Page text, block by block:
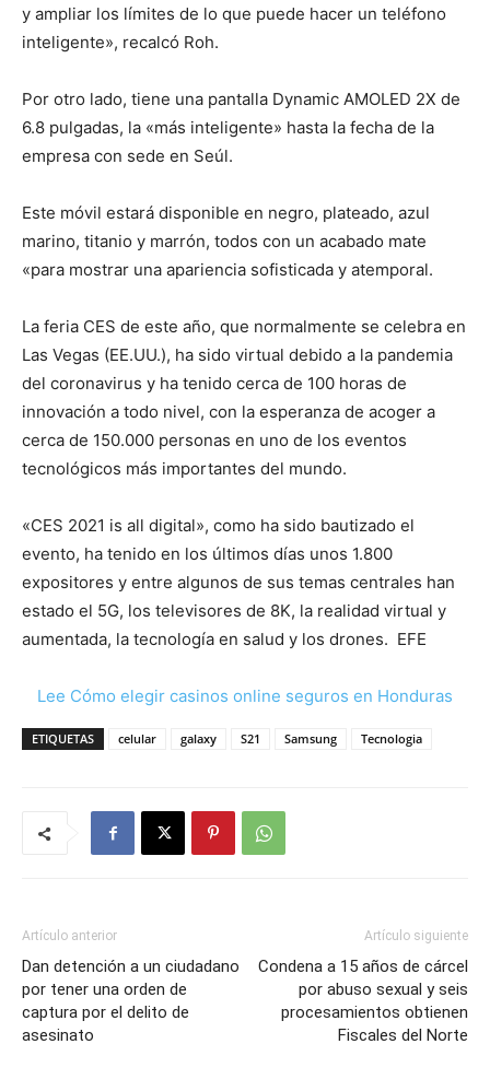
y ampliar los límites de lo que puede hacer un teléfono
inteligente», recalcó Roh.
Por otro lado, tiene una pantalla Dynamic AMOLED 2X de
6.8 pulgadas, la «más inteligente» hasta la fecha de la
empresa con sede en Seúl.
Este móvil estará disponible en negro, plateado, azul
marino, titanio y marrón, todos con un acabado mate
«para mostrar una apariencia sofisticada y atemporal.
La feria CES de este año, que normalmente se celebra en
Las Vegas (EE.UU.), ha sido virtual debido a la pandemia
del coronavirus y ha tenido cerca de 100 horas de
innovación a todo nivel, con la esperanza de acoger a
cerca de 150.000 personas en uno de los eventos
tecnológicos más importantes del mundo.
«CES 2021 is all digital», como ha sido bautizado el
evento, ha tenido en los últimos días unos 1.800
expositores y entre algunos de sus temas centrales han
estado el 5G, los televisores de 8K, la realidad virtual y
aumentada, la tecnología en salud y los drones. EFE
Lee Cómo elegir casinos online seguros en Honduras
ETIQUETAS celular galaxy S21 Samsung Tecnologia
Artículo anterior
Dan detención a un ciudadano
por tener una orden de
captura por el delito de
asesinato
Artículo siguiente
Condena a 15 años de cárcel
por abuso sexual y seis
procesamientos obtienen
Fiscales del Norte